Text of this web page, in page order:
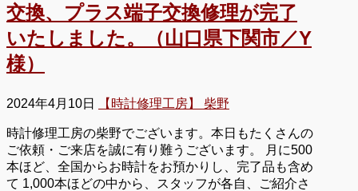
交換、プラス端子交換修理が完了
いたしました。（山口県下関市／Y
様）
2024年4月10日 【時計修理工房】 柴野
時計修理工房の柴野でございます。本日もたくさんの
ご依頼・ご来店を誠に有り難うございます。 月に500
本ほど、全国からお時計をお預かりし、完了品も含め
て 1,000本ほどの中から、スタッフが各自、ご紹介さ